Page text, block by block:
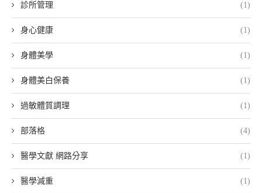
診所管理 (1)
身心健康 (1)
身體美學 (1)
身體美白保養 (1)
過敏體質調理 (1)
部落格 (4)
醫學文獻 網路分享 (1)
醫學減重 (1)